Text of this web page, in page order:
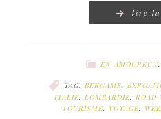
lire la
EN AMOUREUX,
TAG: BERGAME,
ITALIE, LOMBARDIE, ROAD
TOURISME, VOYAGE,